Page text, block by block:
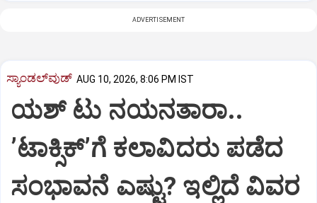
ADVERTISEMENT
ಸ್ಯಾಂಡಲ್‌ವುಡ್‌ AUG 10, 2026, 8:06 PM IST
ಯಶ್‌ ಟು ನಯನತಾರಾ..
ʼಟಾಕ್ಸಿಕ್‌ʼಗೆ ಕಲಾವಿದರು ಪಡೆದ
ಸಂಭಾವನೆ ಎಷ್ಟು? ಇಲ್ಲಿದೆ ವಿವರ